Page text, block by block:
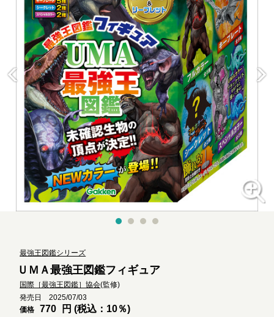
最強王図鑑シリーズ
ＵＭＡ最強王図鑑フィギュア
国際［最強王図鑑］協会(監修)
発売日 2025/07/03
価格
770 円 (税込：10％)